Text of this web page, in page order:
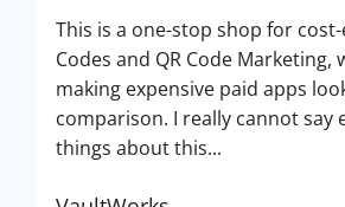
This is a one-stop shop for
Codes and QR Code Marketing,
making expensive paid apps
comparison. I really cannot say
things about this...